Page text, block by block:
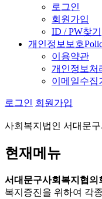
로그인
회원가입
ID / PW찾기
개인정보보호
이용약관
개인정보처
이메일수집
로그인 회원가입
사회복지법인 서대문
현재메뉴
서대문구사회복지협의
복지증진을 위하여 각